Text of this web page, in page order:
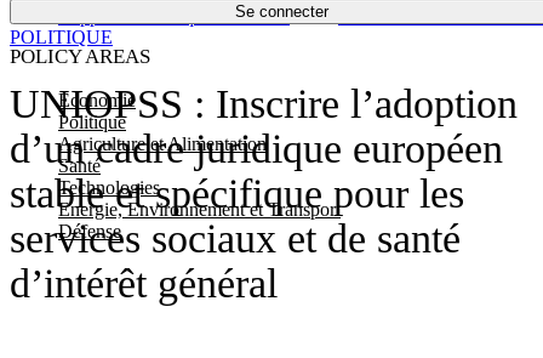
Se connecter
POLICY AREAS
Economie
Politique
Agriculture et Alimentation
Santé
Technologies
Energie, Environnement et Transport
Défense
Économie
UNIOPSS : Inscrire l’adoption
d’un cadre juridique européen
stable et spécifique pour les
services sociaux et de santé
d’intérêt général
POLITIQUE